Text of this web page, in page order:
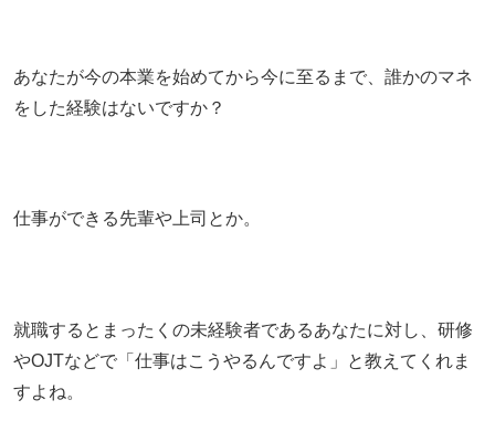
あなたが今の本業を始めてから今に至るまで、誰かのマネ
をした経験はないですか？
仕事ができる先輩や上司とか。
就職するとまったくの未経験者であるあなたに対し、研修
やOJTなどで「仕事はこうやるんですよ」と教えてくれま
すよね。